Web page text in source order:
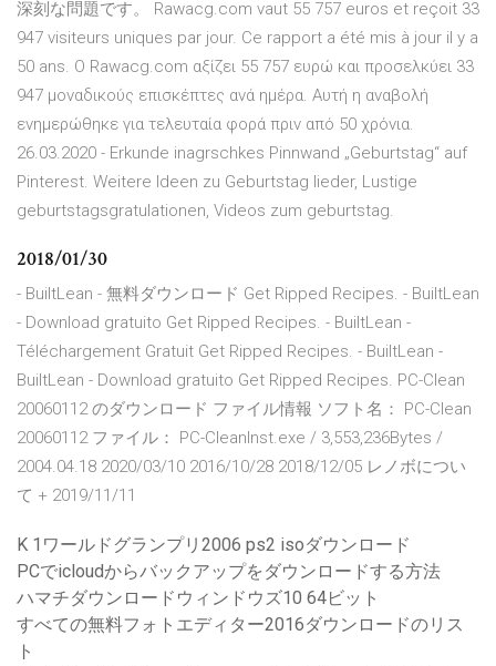
深刻な問題です。 Rawacg.com vaut 55 757 euros et reçoit 33
947 visiteurs uniques par jour. Ce rapport a été mis à jour il y a
50 ans. Ο Rawacg.com αξίζει 55 757 ευρώ και προσελκύει 33
947 μοναδικούς επισκέπτες ανά ημέρα. Αυτή η αναβολή
ενημερώθηκε για τελευταία φορά πριν από 50 χρόνια.
26.03.2020 - Erkunde inagrschkes Pinnwand „Geburtstag“ auf
Pinterest. Weitere Ideen zu Geburtstag lieder, Lustige
geburtstagsgratulationen, Videos zum geburtstag.
2018/01/30
- BuiltLean - 無料ダウンロード Get Ripped Recipes. - BuiltLean
- Download gratuito Get Ripped Recipes. - BuiltLean -
Téléchargement Gratuit Get Ripped Recipes. - BuiltLean -
BuiltLean - Download gratuito Get Ripped Recipes. PC-Clean
20060112 のダウンロード ファイル情報 ソフト名： PC-Clean
20060112 ファイル： PC-CleanInst.exe / 3,553,236Bytes /
2004.04.18 2020/03/10 2016/10/28 2018/12/05 レノボについ
て + 2019/11/11
K 1ワールドグランプリ2006 ps2 isoダウンロード
PCでicloudからバックアップをダウンロードする方法
ハマチダウンロードウィンドウズ10 64ビット
すべての無料フォトエディター2016ダウンロードのリス
ト